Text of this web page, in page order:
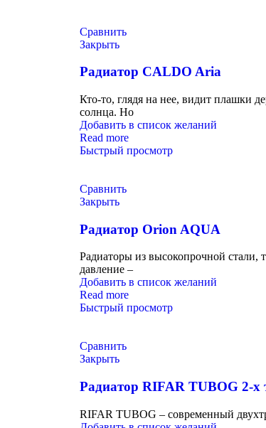
Сравнить
Закрыть
Радиатор CALDO Aria
Кто-то, глядя на нее, видит плашки
солнца. Но
Добавить в список желаний
Read more
Быстрый просмотр
Сравнить
Закрыть
Радиатор Orion AQUA
Радиаторы из высокопрочной
давление –
Добавить в список желаний
Read more
Быстрый просмотр
Сравнить
Закрыть
Радиатор RIFAR TUBOG 2-х
RIFAR TUBOG – современный